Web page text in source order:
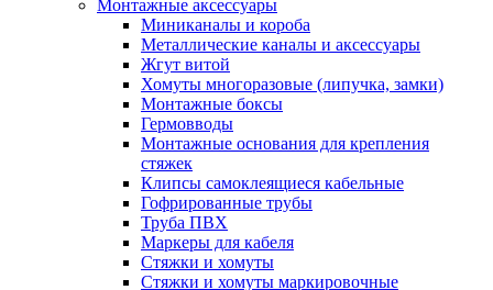
Монтажные аксессуары
Миниканалы и короба
Металлические каналы и аксессуары
Жгут витой
Хомуты многоразовые (липучка, замки)
Монтажные боксы
Гермовводы
Монтажные основания для крепления
стяжек
Клипсы самоклеящиеся кабельные
Гофрированные трубы
Труба ПВХ
Маркеры для кабеля
Стяжки и хомуты
Стяжки и хомуты маркировочные